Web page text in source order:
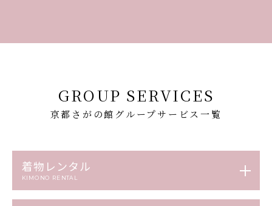
GROUP SERVICES
京都さがの館グループサービス一覧
着物レンタル
KIMONO RENTAL